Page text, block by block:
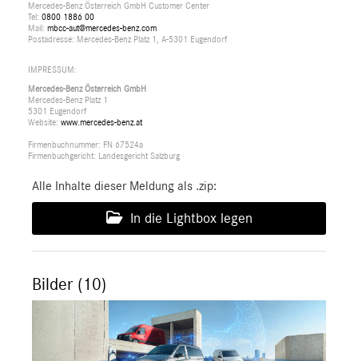
Mercedes-Benz Österreich GmbH Customer Center
Tel: 0800 1886 00
Mail: mbcc-aut@mercedes-benz.com
Postadresse: Mercedes-Benz Platz 1, A-5301 Eugendorf
IMPRESSUM:
Mercedes-Benz Österreich GmbH
Mercedes-Benz Platz 1
5301 Eugendorf
Website: www.mercedes-benz.at
Firmenbuchnummer: FN 67524a
Firmenbuchgericht: Landesgericht Salzburg
Alle Inhalte dieser Meldung als .zip:
In die Lightbox legen
Bilder (10)